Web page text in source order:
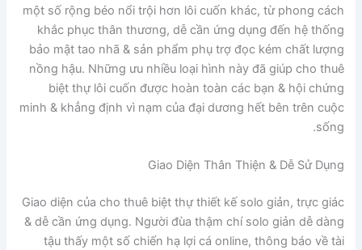
một số rộng béo nổi trội hơn lôi cuốn khác, từ phong cách
khắc phục thân thương, dễ cần ứng dụng đến hệ thống
bảo mật tao nhã & sản phẩm phụ trợ đọc kém chất lượng
nồng hậu. Những ưu nhiều loại hình này đã giúp cho thuê
biệt thự lôi cuốn được hoàn toàn các bạn & hội chứng
minh & khẳng định vì nạm của đại dương hết bên trên cuộc
sống.
Giao Diện Thân Thiện & Dễ Sử Dụng
Giao diện của cho thuê biệt thự thiết kế solo giản, trực giác
& dễ cần ứng dụng. Người đùa thậm chí solo giản dễ dàng
tậu thấy một số chiến hạ lợi cá online, thông báo về tài